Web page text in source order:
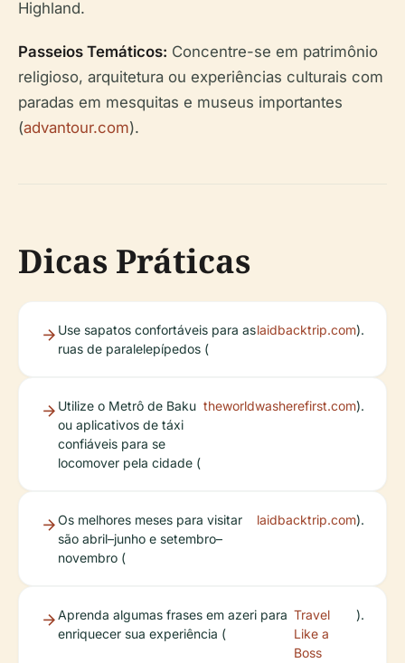
Highland.
Passeios Temáticos: Concentre-se em patrimônio
religioso, arquitetura ou experiências culturais com
paradas em mesquitas e museus importantes
(advantour.com).
Dicas Práticas
Use sapatos confortáveis para as
ruas de paralelepípedos (
laidbacktrip.com).
Utilize o Metrô de Baku
ou aplicativos de táxi
confiáveis para se
locomover pela cidade (
theworldwasherefirst.com).
Os melhores meses para visitar
são abril–junho e setembro–
novembro (
laidbacktrip.com).
Aprenda algumas frases em azeri para
enriquecer sua experiência (
Travel
Like a
Boss
).